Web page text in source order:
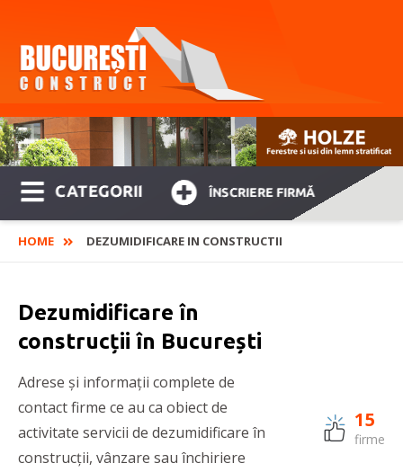
CATEGORII ÎNSCRIERE FIRMĂ
HOME DEZUMIDIFICARE IN CONSTRUCTII
Dezumidificare în
construcții în București
Adrese și informații complete de
contact firme ce au ca obiect de
activitate servicii de dezumidificare în
construcții, vânzare sau închiriere
15
firme